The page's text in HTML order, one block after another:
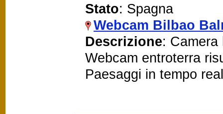
Stato: Spagna
Webcam Bilbao
Descrizione:
Webcam entroterra
Paesaggi in tempo